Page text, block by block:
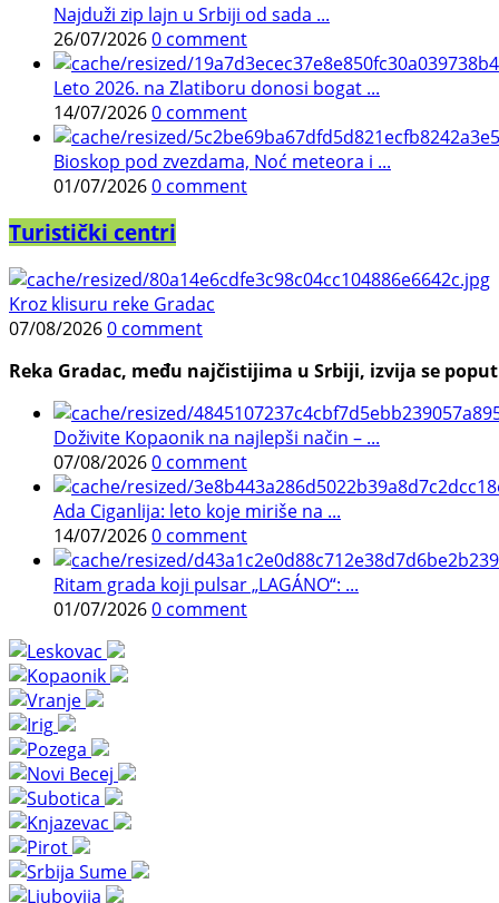
Najduži zip lajn u Srbiji od sada ...
26/07/20260 comment
Leto 2026. na Zlatiboru donosi bogat ...
14/07/20260 comment
Bioskop pod zvezdama, Noć meteora i ...
01/07/20260 comment
Turistički centri
Kroz klisuru reke Gradac
07/08/20260 comment
Reka Gradac, među najčistijima u Srbiji, izvija se
Doživite Kopaonik na najlepši način – ...
07/08/20260 comment
Ada Ciganlija: leto koje miriše na ...
14/07/20260 comment
Ritam grada koji pulsar „LAGÁNO“: ...
01/07/20260 comment